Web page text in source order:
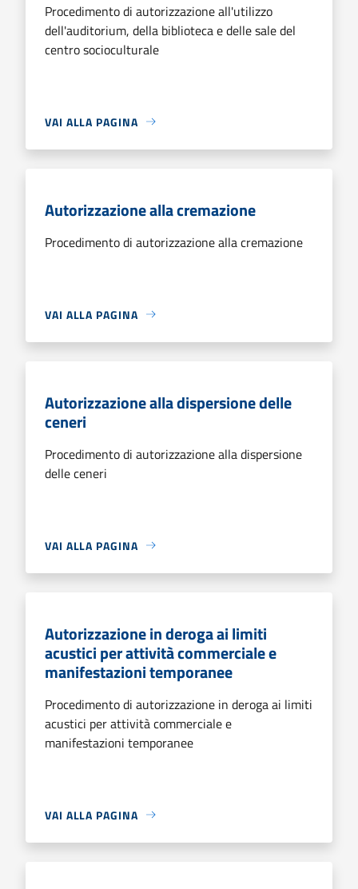
Procedimento di autorizzazione all'utilizzo
dell'auditorium, della biblioteca e delle sale del
centro socioculturale
VAI ALLA PAGINA
Autorizzazione alla cremazione
Procedimento di autorizzazione alla cremazione
VAI ALLA PAGINA
Autorizzazione alla dispersione delle
ceneri
Procedimento di autorizzazione alla dispersione
delle ceneri
VAI ALLA PAGINA
Autorizzazione in deroga ai limiti
acustici per attività commerciale e
manifestazioni temporanee
Procedimento di autorizzazione in deroga ai limiti
acustici per attività commerciale e
manifestazioni temporanee
VAI ALLA PAGINA